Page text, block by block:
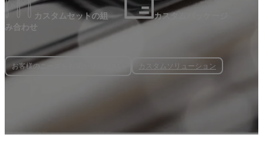
カスタムセットの組
み合わせ
カスタムパッケージ
お客様のニーズをお聞かせください カスタムソリューション